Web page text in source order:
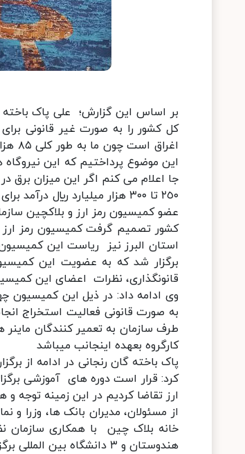
بر اساس این گزارش؛ علی پاک
کل کشور را به صورت غیر قانونی
جا اعلام می کنم اگر این میزان برق
٢٥٠ تا ۳٠٠ هزار میلیارد ريال درآمد برای دولت ایجاد کند.
عضو کمیسیون رمز ارز و بلاکچین
کشور تصمیم گرفت کمیسیون رمز ارز
استان البرز نیز ریاست این
برگزار شد که به عضویت این
قانونگذاری، نظرات اعضای این
وی ادامه داد: در ذیل این کمیسیون
به صورت قانونی فعالیت استخراج
طرف سازمان به تعمیر کنندگان
كارگروه بعهده اينجانب ميباشد
پاک باخته گان رنجانی در ادامه از
کرد: قرار است دوره های آموزشی
ارز تقاضا كرديم در این زمینه توجه
از مسئولان، مدیران بانک ها،
خانه بلاک چین با همکاری سازمان
هندوستان و ٣ دانشگاه